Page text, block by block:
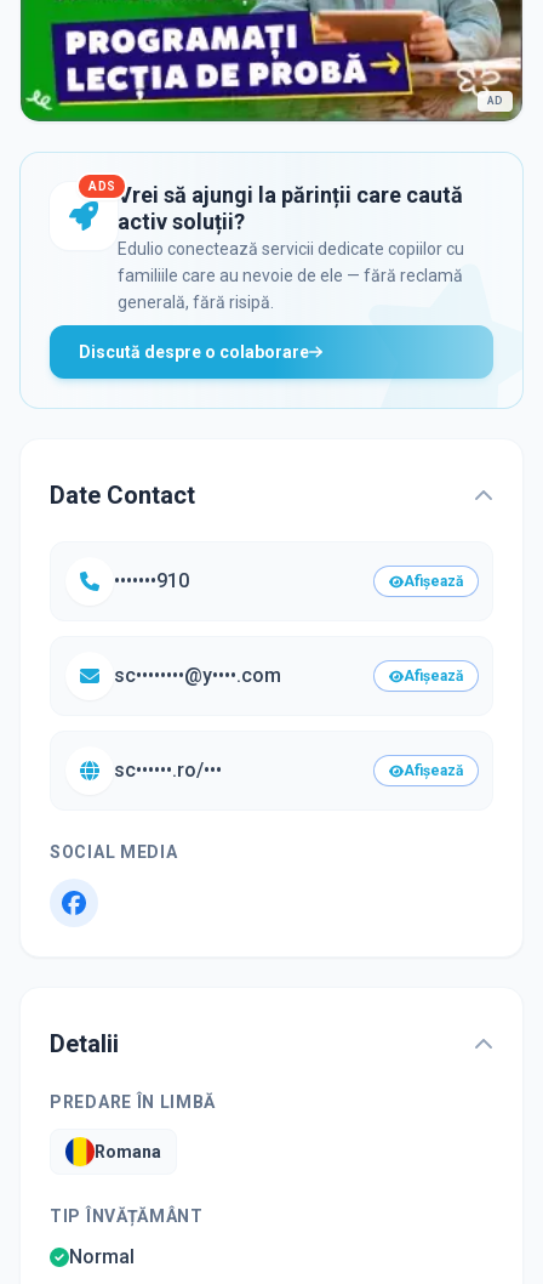
AD
ADS Vrei să ajungi la părinții care caută
activ soluții?
Edulio conectează servicii dedicate copiilor cu
familiile care au nevoie de ele — fără reclamă
generală, fără risipă.
Discută despre o colaborare
Date Contact
•••••••910 Afișează
sc••••••••@y••••.com Afișează
sc••••••.ro/••• Afișează
SOCIAL MEDIA
Detalii
PREDARE ÎN LIMBĂ
Romana
TIP ÎNVĂȚĂMÂNT
Normal